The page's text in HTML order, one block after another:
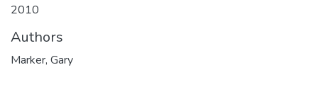
2010
Authors
Marker, Gary